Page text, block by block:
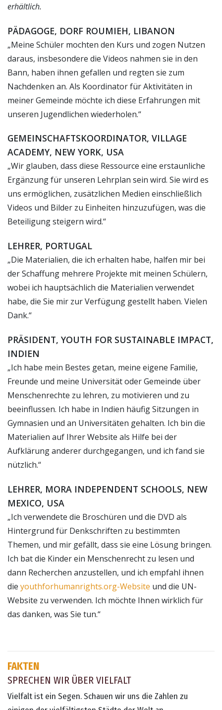
erhältlich.
PÄDAGOGE, DORF ROUMIEH, LIBANON
„Meine Schüler mochten den Kurs und zogen Nutzen
daraus, insbesondere die Videos nahmen sie in den
Bann, haben ihnen gefallen und regten sie zum
Nachdenken an. Als Koordinator für Aktivitäten in
meiner Gemeinde möchte ich diese Erfahrungen mit
unseren Jugendlichen wiederholen.“
GEMEINSCHAFTSKOORDINATOR, VILLAGE
ACADEMY, NEW YORK, USA
„Wir glauben, dass diese Ressource eine erstaunliche
Ergänzung für unseren Lehrplan sein wird. Sie wird es
uns ermöglichen, zusätzlichen Medien einschließlich
Videos und Bilder zu Einheiten hinzuzufügen, was die
Beteiligung steigern wird.“
LEHRER, PORTUGAL
„Die Materialien, die ich erhalten habe, halfen mir bei
der Schaffung mehrere Projekte mit meinen Schülern,
wobei ich hauptsächlich die Materialien verwendet
habe, die Sie mir zur Verfügung gestellt haben. Vielen
Dank.“
PRÄSIDENT, YOUTH FOR SUSTAINABLE IMPACT,
INDIEN
„Ich habe mein Bestes getan, meine eigene Familie,
Freunde und meine Universität oder Gemeinde über
Menschenrechte zu lehren, zu motivieren und zu
beeinflussen. Ich habe in Indien häufig Sitzungen in
Gymnasien und an Universitäten gehalten. Ich bin die
Materialien auf Ihrer Website als Hilfe bei der
Aufklärung anderer durchgegangen, und ich fand sie
nützlich.“
LEHRER, MORA INDEPENDENT SCHOOLS, NEW
MEXICO, USA
„Ich verwendete die Broschüren und die DVD als
Hintergrund für Denkschriften zu bestimmten
Themen, und mir gefällt, dass sie eine Lösung bringen.
Ich bat die Kinder ein Menschenrecht zu lesen und
dann Recherchen anzustellen, und ich empfahl ihnen
die youthforhumanrights.org-Website und die UN-
Website zu verwenden. Ich möchte Ihnen wirklich für
das danken, was Sie tun.“
FAKTEN
SPRECHEN WIR ÜBER VIELFALT
Vielfalt ist ein Segen. Schauen wir uns die Zahlen zu